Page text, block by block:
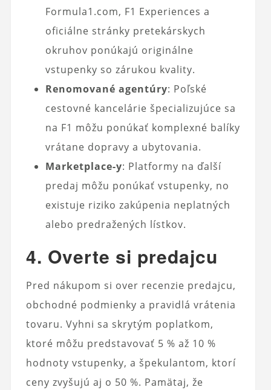
Formula1.com, F1 Experiences a
oficiálne stránky pretekárskych
okruhov ponúkajú originálne
vstupenky so zárukou kvality.
Renomované agentúry: Poľské
cestovné kancelárie špecializujúce sa
na F1 môžu ponúkať komplexné balíky
vrátane dopravy a ubytovania.
Marketplace-y: Platformy na ďalší
predaj môžu ponúkať vstupenky, no
existuje riziko zakúpenia neplatných
alebo predražených lístkov.
4. Overte si predajcu
Pred nákupom si over recenzie predajcu,
obchodné podmienky a pravidlá vrátenia
tovaru. Vyhni sa skrytým poplatkom,
ktoré môžu predstavovať 5 % až 10 %
hodnoty vstupenky, a špekulantom, ktorí
ceny zvyšujú aj o 50 %. Pamätaj, že